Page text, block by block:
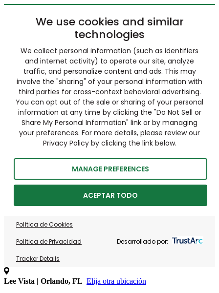
We use cookies and similar
technologies
We collect personal information (such as identifiers
and internet activity) to operate our site, analyze
traffic, and personalize content and ads. This may
involve the "sharing" of your personal information with
third parties for cross-context behavioral advertising.
You can opt out of the sale or sharing of your personal
information at any time by clicking the "Do Not Sell or
Share My Personal Information" link or by managing
your preferences. For more details, please review our
Privacy Policy by clicking the link below.
MANAGE PREFERENCES
ACEPTAR TODO
Política de Cookies
Política de Privacidad
Tracker Details
Desarrollado por:
Lee Vista | Orlando, FL Elija otra ubicación